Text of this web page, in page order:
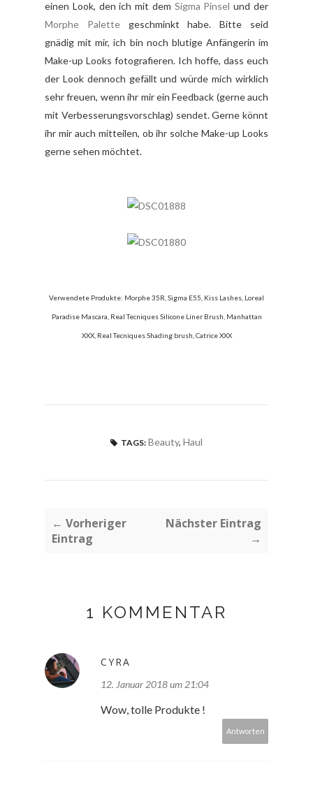
einen Look, den ich mit dem Sigma Pinsel und der
Morphe Palettegeschminkt habe. Bitte seid
gnädig mit mir, ich bin noch blutige Anfängerin im
Make-up Looks fotografieren. Ich hoffe, dass euch
der Look dennoch gefällt und würde mich wirklich
sehr freuen, wenn ihr mir ein Feedback (gerne auch
mit Verbesserungsvorschlag) sendet. Gerne könnt
ihr mir auch mitteilen, ob ihr solche Make-up Looks
gerne sehen möchtet.
Verwendete Produkte: Morphe 35R, Sigma E55, Kiss Lashes, Loreal
Paradise Mascara, Real Tecniques Silicone Liner Brush, Manhattan
XXX, Real Tecniques Shading brush, Catrice XXX
TAGS: Beauty, Haul
← Vorheriger
Eintrag
Nächster Eintrag
→
1 KOMMENTAR
CYRA
12. Januar 2018 um 21:04
Wow, tolle Produkte !
Antworten